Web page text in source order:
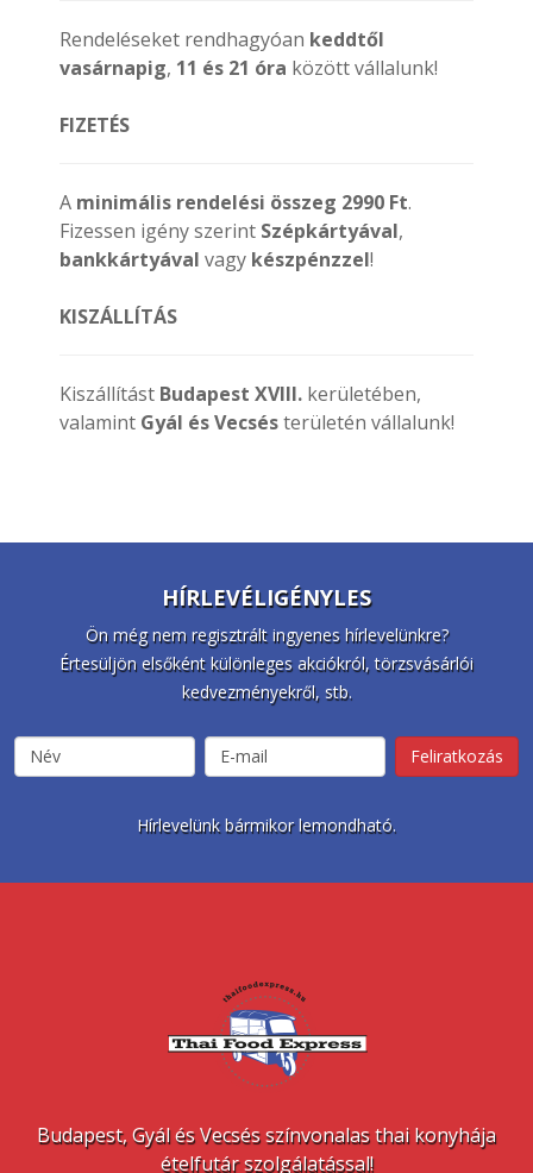
Rendeléseket rendhagyóan keddtől
vasárnapig, 11 és 21 óra között vállalunk!
FIZETÉS
A minimális rendelési összeg 2990 Ft.
Fizessen igény szerint Szépkártyával,
bankkártyával vagy készpénzzel!
KISZÁLLÍTÁS
Kiszállítást Budapest XVIII. kerületében,
valamint Gyál és Vecsésterületén vállalunk!
HÍRLEVÉLIGÉNYLES
Ön még nem regisztrált ingyenes hírlevelünkre?
Értesüljön elsőként különleges akciókról, törzsvásárlói
kedvezményekről, stb.
Hírlevelünk bármikor lemondható.
Budapest, Gyál és Vecsés színvonalas thai konyhája
ételfutár szolgálatással!